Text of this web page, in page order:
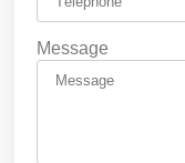
Message